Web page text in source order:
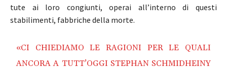
tute ai loro congiunti, operai all’interno di questi
stabilimenti, fabbriche della morte.
«CI CHIEDIAMO LE RAGIONI PER LE QUALI
ANCORA A TUTT’OGGI STEPHAN SCHMIDHEINY